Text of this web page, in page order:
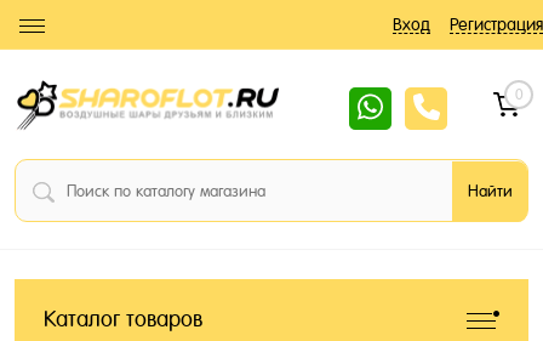
Вход Регистрация
0
Каталог товаров